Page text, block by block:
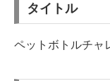
タイトル
ペットボトルチャ